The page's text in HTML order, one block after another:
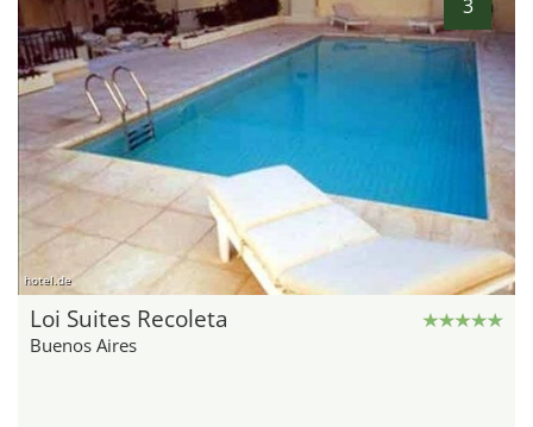
3
hotel.de
Loi Suites Recoleta
Buenos Aires